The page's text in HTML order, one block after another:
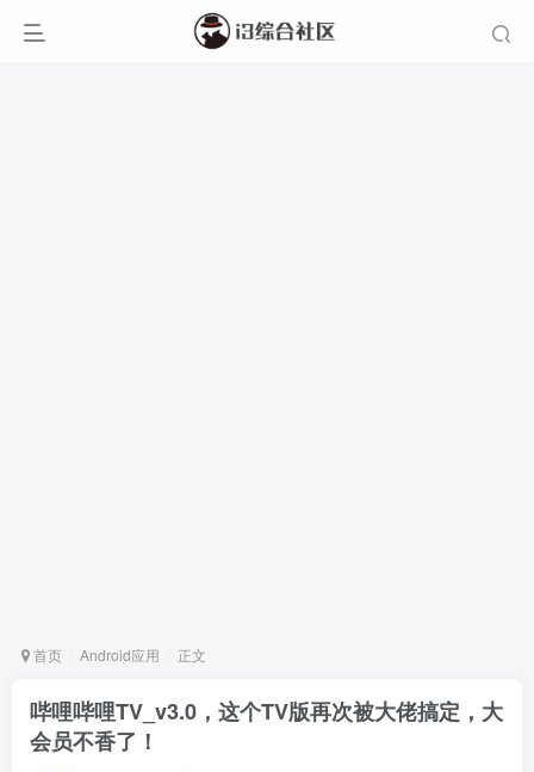
首页 Android应用 正文
哔哩哔哩TV_v3.0，这个TV版再次被大佬搞定，大
会员不香了！